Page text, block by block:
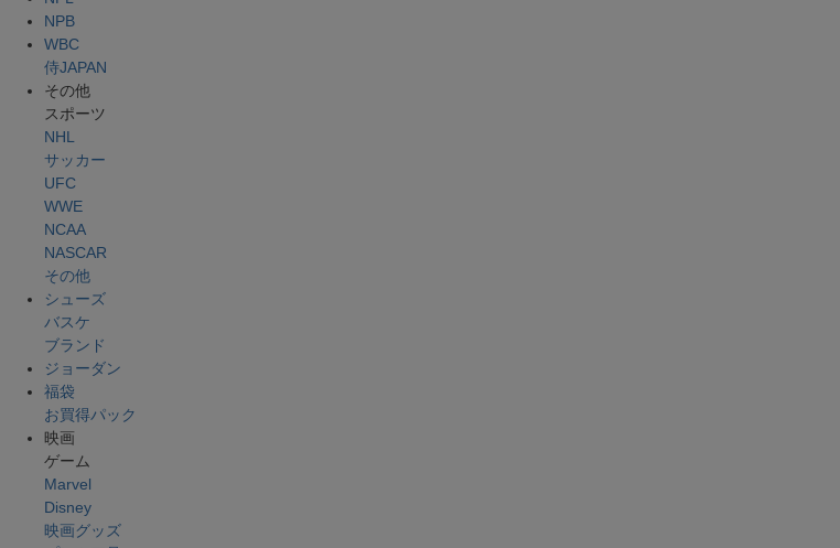
NPB
WBC
侍JAPAN
その他
スポーツ
NHL
サッカー
UFC
WWE
NCAA
NASCAR
その他
シューズ
バスケ
ブランド
ジョーダン
福袋
お買得パック
映画
ゲーム
Marvel
Disney
映画グッズ